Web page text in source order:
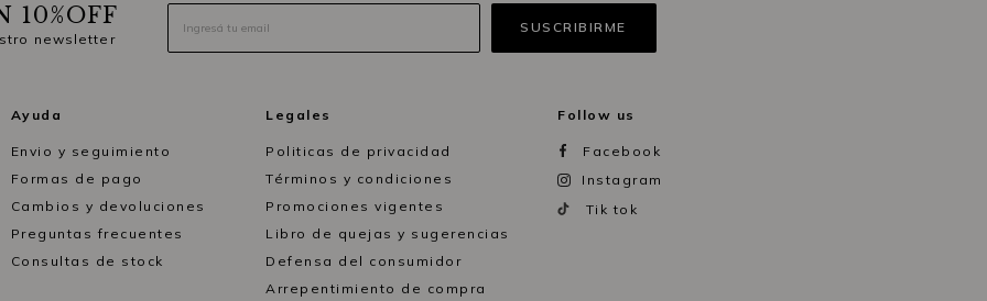
10%OFF
newsletter
Ayuda
Envio y seguimiento
Formas de pago
Cambios y devoluciones
Preguntas frecuentes
Consultas de stock
Legales
Politicas de privacidad
Términos y condiciones
Promociones vigentes
Libro de quejas y sugerencias
Defensa del consumidor
Arrepentimiento de compra
Follow us
Facebook
Instagram
Tik tok